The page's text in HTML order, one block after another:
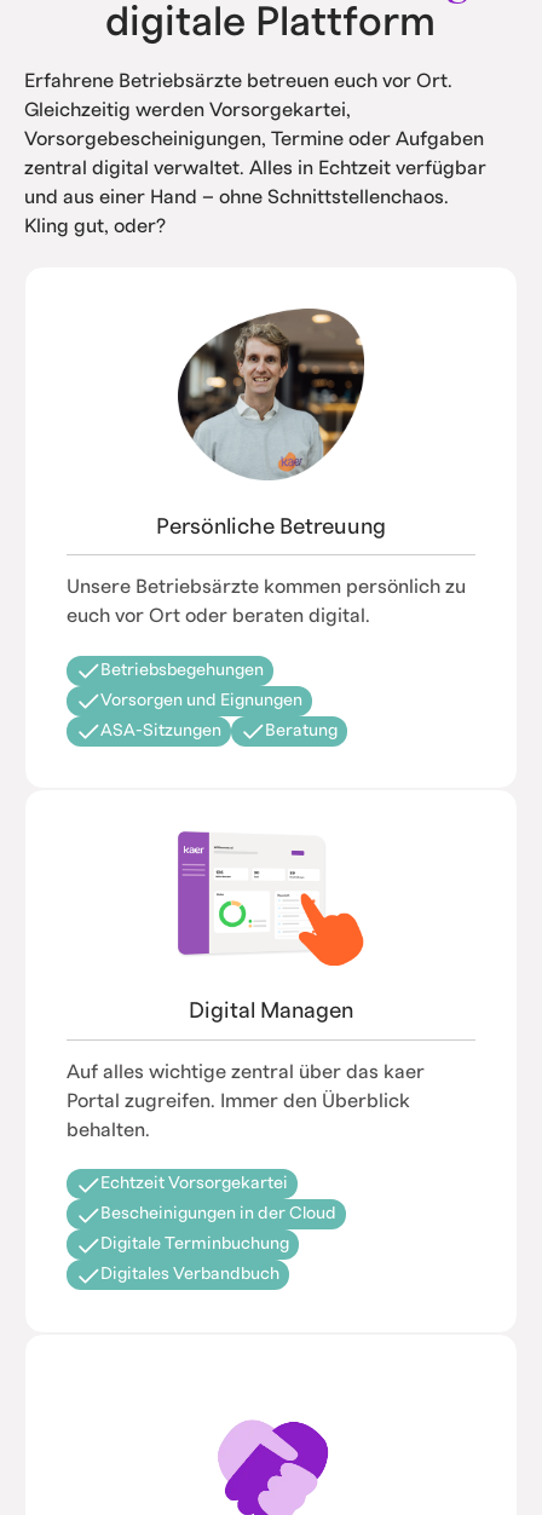
digitale Plattform
Erfahrene Betriebsärzte betreuen euch vor Ort.
Gleichzeitig werden Vorsorgekartei,
Vorsorgebescheinigungen, Termine oder Aufgaben
zentral digital verwaltet. Alles in Echtzeit verfügbar
und aus einer Hand – ohne Schnittstellenchaos.
Kling gut, oder?
Persönliche Betreuung
Unsere Betriebsärzte kommen persönlich zu
euch vor Ort oder beraten digital.
Betriebsbegehungen
Vorsorgen und Eignungen
ASA-Sitzungen
Beratung
Digital Managen
Auf alles wichtige zentral über das kaer
Portal zugreifen. Immer den Überblick
behalten.
Echtzeit Vorsorgekartei
Bescheinigungen in der Cloud
Digitale Terminbuchung
Digitales Verbandbuch